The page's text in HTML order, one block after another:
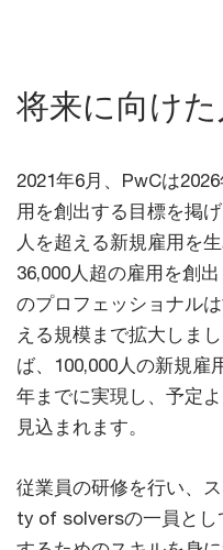
将来に向け
2021年6月、PwCは
用を創出する目標を掲
人を超える新規雇用を
36,000人超の雇用を創
のプロフェッショナル
える規模まで拡大しま
ば、100,000人の新規雇
年までに実現し、予定
見込まれます。
従業員の研修を行い、
ty of solversの一員とし